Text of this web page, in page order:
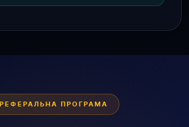
РЕФЕРАЛЬНА ПРОГРАМА